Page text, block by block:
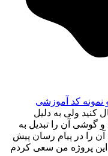
کنید ولی به دلیل
گوشی آن را تبدیل به
آن را در پیام رسان پیش
پروژه من سعی کردم